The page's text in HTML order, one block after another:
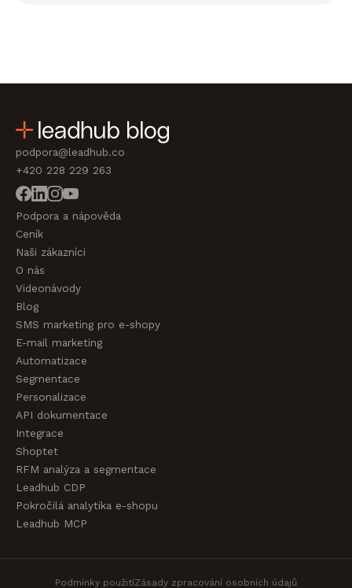
podpora@leadhub.co
+420 228 229 263
Podpora a nápověda
Ceník
Naši zákazníci
O nás
Videonávody
Blog
SMS marketing pro e-shopy
E-mail marketing
Automatizace
Segmentace
Personalizace
API dokumentace
Integrace
Shoptet
RFM analýza a segmentace
Leadhub CDP
Pokročilá analytika e-shopu
Leadhub MCP
Podmínky použitíZásady zpracování osobních údajů